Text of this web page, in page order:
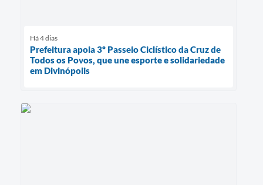
Há 4 dias
Prefeitura apoia 3º Passeio Ciclístico da Cruz de
Todos os Povos, que une esporte e solidariedade
em Divinópolis